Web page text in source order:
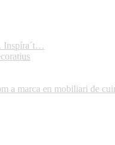
Inspíra´t…
a marca en mobiliari de